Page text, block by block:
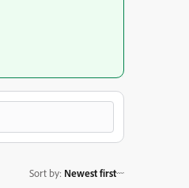
Sort by: Newest first